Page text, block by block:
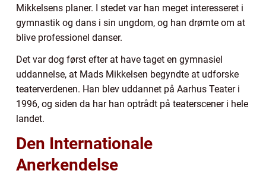
Mikkelsens planer. I stedet var han meget interesseret i
gymnastik og dans i sin ungdom, og han drømte om at
blive professionel danser.
Det var dog først efter at have taget en gymnasiel
uddannelse, at Mads Mikkelsen begyndte at udforske
teaterverdenen. Han blev uddannet på Aarhus Teater i
1996, og siden da har han optrådt på teaterscener i hele
landet.
Den Internationale
Anerkendelse